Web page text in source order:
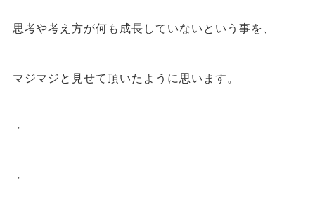
思考や考え方が何も成長していないという事を、
マジマジと見せて頂いたように思います。
・
・